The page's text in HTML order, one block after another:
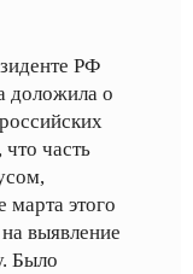
РФ
доложила о
часть
марта этого
выявление
Было